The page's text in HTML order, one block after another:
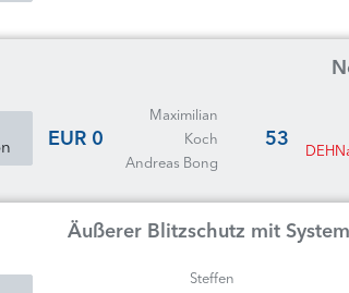
53
Maximilian
Koch
Andreas Bong
0 EUR
Äußerer Blitzschutz mit
Steffen